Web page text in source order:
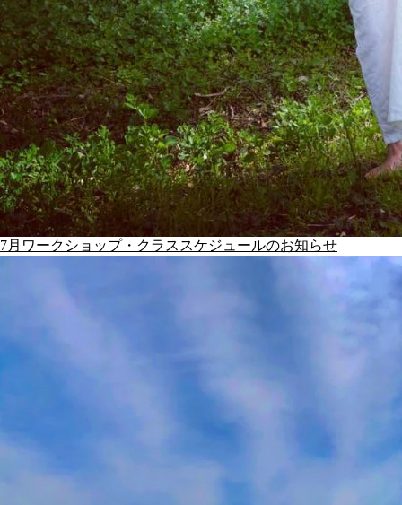
7月ワークショップ・クラススケジュールのお知らせ